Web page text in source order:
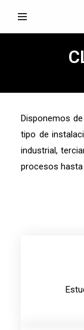
Saltar
Disponemos
tipo de
industrial,
procesos